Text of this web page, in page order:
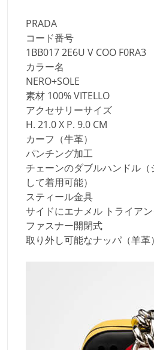
PRADA
コード番号
1BB017 2E6U V COO F0RA3
カラー名
NERO+SOLE
素材 100% VITELLO
アクセサリーサイズ
H. 21.0 X P. 9.0 CM
カーフ（牛革）
パンチング加工
チェーンのダブルハンドル（
して着用可能）
スティール金具
サイドにエナメル トライア
ファスナー開閉式
取り外し可能なナッパ（羊